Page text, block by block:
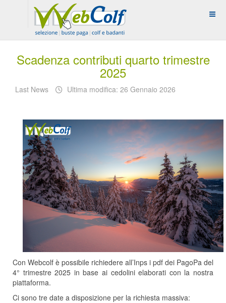
Scadenza contributi quarto trimestre
2025
Last News Ultima modifica: 26 Gennaio 2026
Con Webcolf è possibile richiedere all’Inps i pdf dei PagoPa del
4° trimestre 2025 in base ai cedolini elaborati con la nostra
piattaforma.
Ci sono tre date a disposizione per la richiesta massiva: